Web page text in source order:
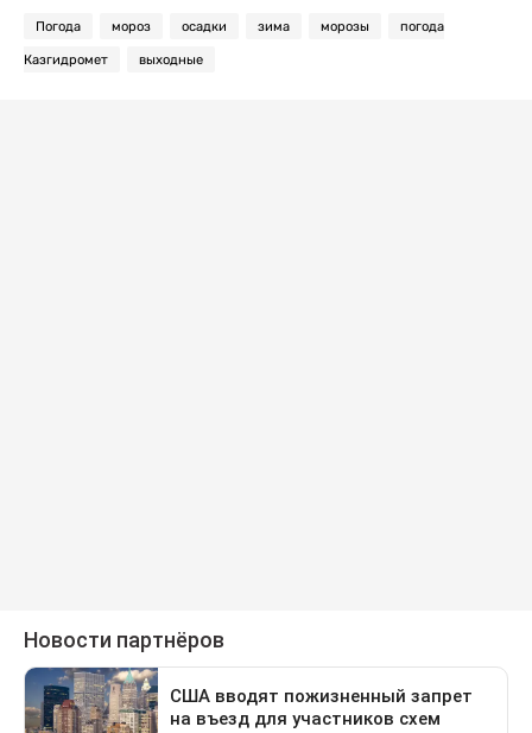
Погода мороз осадки зима морозы погода
Казгидромет выходные